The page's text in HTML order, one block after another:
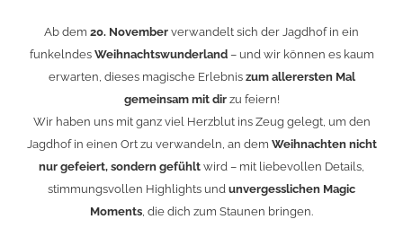
Ab dem 20. November verwandelt sich der Jagdhof in ein
funkelndes Weihnachtswunderland– und wir können es kaum
erwarten, dieses magische Erlebnis zum allerersten Mal
gemeinsam mit dirzu feiern!
Wir haben uns mit ganz viel Herzblut ins Zeug gelegt, um den
Jagdhof in einen Ort zu verwandeln, an dem Weihnachten nicht
nur gefeiert, sondern gefühlt wird – mit liebevollen Details,
stimmungsvollen Highlights und unvergesslichen Magic
Moments, die dich zum Staunen bringen.